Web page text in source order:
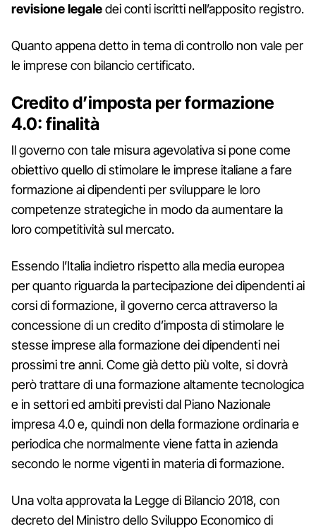
revisione legaledei conti iscritti nell’apposito registro.
Quanto appena detto in tema di controllo non vale per
le imprese con bilancio certificato.
Credito d’imposta per formazione
4.0: finalità
Il governo con tale misura agevolativa si pone come
obiettivo quello di stimolare le imprese italiane a fare
formazione ai dipendenti per sviluppare le loro
competenze strategiche in modo da aumentare la
loro competitività sul mercato.
Essendo l’Italia indietro rispetto alla media europea
per quanto riguarda la partecipazione dei dipendenti ai
corsi di formazione, il governo cerca attraverso la
concessione di un credito d’imposta di stimolare le
stesse imprese alla formazione dei dipendenti nei
prossimi tre anni. Come già detto più volte, si dovrà
però trattare di una formazione altamente tecnologica
e in settori ed ambiti previsti dal Piano Nazionale
impresa 4.0 e, quindi non della formazione ordinaria e
periodica che normalmente viene fatta in azienda
secondo le norme vigenti in materia di formazione.
Una volta approvata la Legge di Bilancio 2018, con
decreto del Ministro dello Sviluppo Economico di